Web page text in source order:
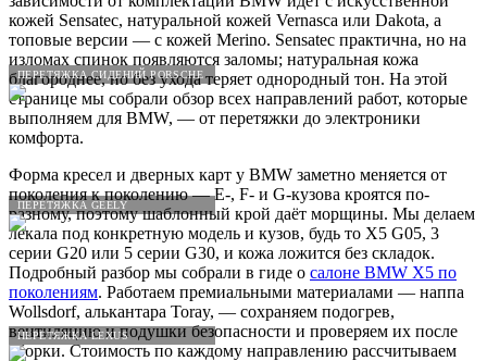
ПЕРЕТЯЖКА СИДЕНИЙ PORSCHE
ПЕРЕТЯЖКА GEELY
ПЕРЕТЯЖКА LEXUS
кожей Sensatec, натуральной кожей Vernasca или Dakota, а
топовые версии — с кожей Merino. Sensatec практична, но на
изломах спинок появляются заломы; натуральная кожа
благороднее, но без ухода теряет однородный тон. На этой
странице мы собрали обзор всех направлений работ, которые
выполняем для BMW, — от перетяжки до электроники
комфорта.
Форма кресел и дверных карт у BMW заметно меняется от
поколения к поколению — E-, F- и G-кузова кроятся по-
разному, поэтому шаблонный крой даёт морщины. Мы делаем
лекала под конкретную модель и кузов, будь то X5 G05, 3
серии G20 или 5 серии G30, и кожа ложится без складок.
Подробный разбор мы собрали в гиде о салоне BMW X5 по
поколениям. Работаем премиальными материалами — наппа
Wollsdorf, алькантара Toray, — сохраняем подогрев,
вентиляцию и подушки безопасности и проверяем их после
сборки. Стоимость по каждому направлению рассчитываем